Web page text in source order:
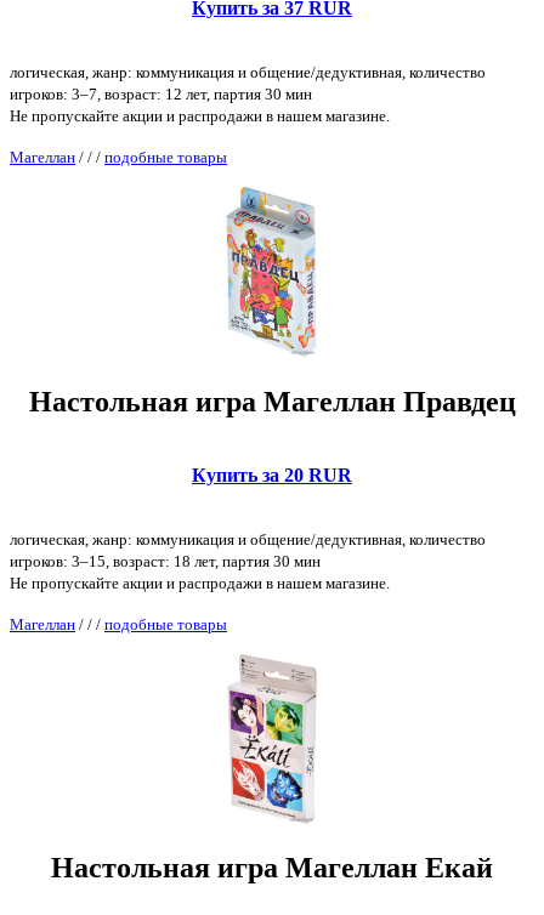
Купить за 37 RUR
логическая, жанр: коммуникация и общение/дедуктивная, количество
игроков: 3–7, возраст: 12 лет, партия 30 мин
Не пропускайте акции и распродажи в нашем магазине.
Магеллан / / / подобные товары
Настольная игра Магеллан Правдец
Купить за 20 RUR
логическая, жанр: коммуникация и общение/дедуктивная, количество
игроков: 3–15, возраст: 18 лет, партия 30 мин
Не пропускайте акции и распродажи в нашем магазине.
Магеллан / / / подобные товары
Настольная игра Магеллан Екай